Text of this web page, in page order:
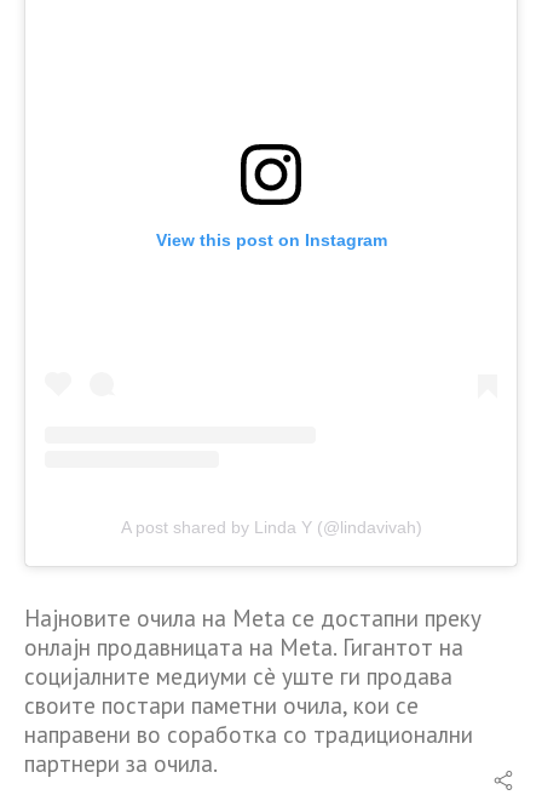
View this post on Instagram
A post shared by Linda Y (@lindavivah)
Најновите очила на Meta се достапни преку
онлајн продавницата на Meta. Гигантот на
социјалните медиуми сè уште ги продава
своите постари паметни очила, кои се
направени во соработка со традиционални
партнери за очила.